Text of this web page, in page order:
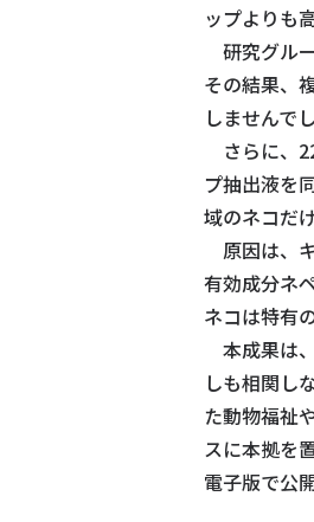
ップよりも
研究グル
その結果、
しませんで
さらに、
プ抽出液を
域のネコだ
原因は、
有効成分ネ
ネコは特有
本成果は
しも相関し
た動物福祉
スに本拠を
電子版で公